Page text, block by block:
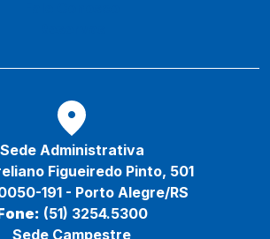
Sede Administrativa
Figueiredo Pinto, 501
191 - Porto Alegre/RS
(51) 3254.5300
Sede Campestre